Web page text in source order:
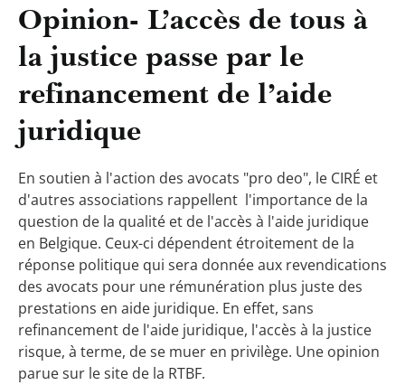
Opinion- L’accès de tous à
la justice passe par le
refinancement de l’aide
juridique
En soutien à l'action des avocats "pro deo", le CIRÉ et
d'autres associations rappellent l'importance de la
question de la qualité et de l'accès à l'aide juridique
en Belgique. Ceux-ci dépendent étroitement de la
réponse politique qui sera donnée aux revendications
des avocats pour une rémunération plus juste des
prestations en aide juridique. En effet, sans
refinancement de l'aide juridique, l'accès à la justice
risque, à terme, de se muer en privilège. Une opinion
parue sur le site de la RTBF.